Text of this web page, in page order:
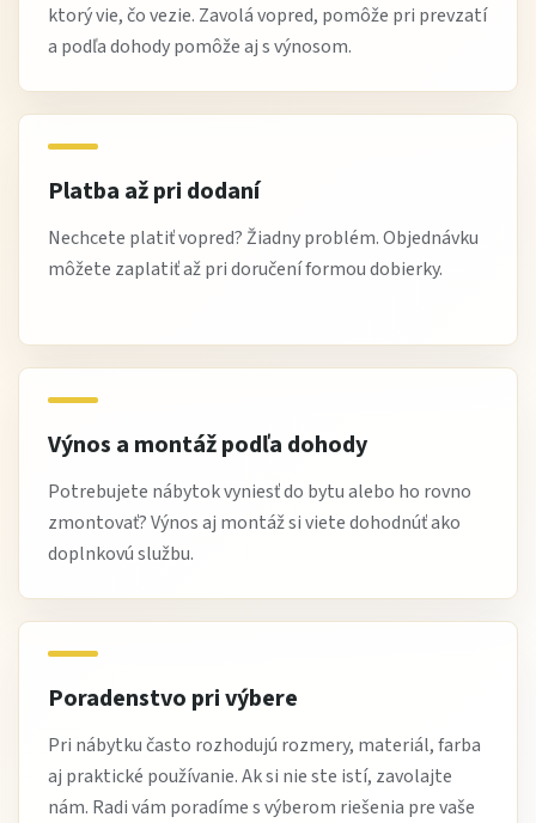
ktorý vie, čo vezie. Zavolá vopred, pomôže pri prevzatí
a podľa dohody pomôže aj s výnosom.
Platba až pri dodaní
Nechcete platiť vopred? Žiadny problém. Objednávku
môžete zaplatiť až pri doručení formou dobierky.
Výnos a montáž podľa dohody
Potrebujete nábytok vyniesť do bytu alebo ho rovno
zmontovať? Výnos aj montáž si viete dohodnúť ako
doplnkovú službu.
Poradenstvo pri výbere
Pri nábytku často rozhodujú rozmery, materiál, farba
aj praktické používanie. Ak si nie ste istí, zavolajte
nám. Radi vám poradíme s výberom riešenia pre vaše